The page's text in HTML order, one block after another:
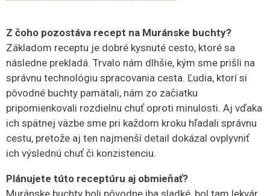
Z čoho pozostáva recept na Muránske buchty?
Základom receptu je dobré kysnuté cesto, ktoré sa
následne prekladá. Trvalo nám dlhšie, kým sme prišli na
správnu technológiu spracovania cesta. Ľudia, ktorí si
pôvodné buchty pamätali, nám zo začiatku
pripomienkovali rozdielnu chuť oproti minulosti. Aj vďaka
ich spätnej väzbe sme pri každom kroku hľadali správnu
cestu, pretože aj ten najmenší detail dokázal ovplyvniť
ich výslednú chuť či konzistenciu.
Plánujete túto receptúru aj obmieňať?